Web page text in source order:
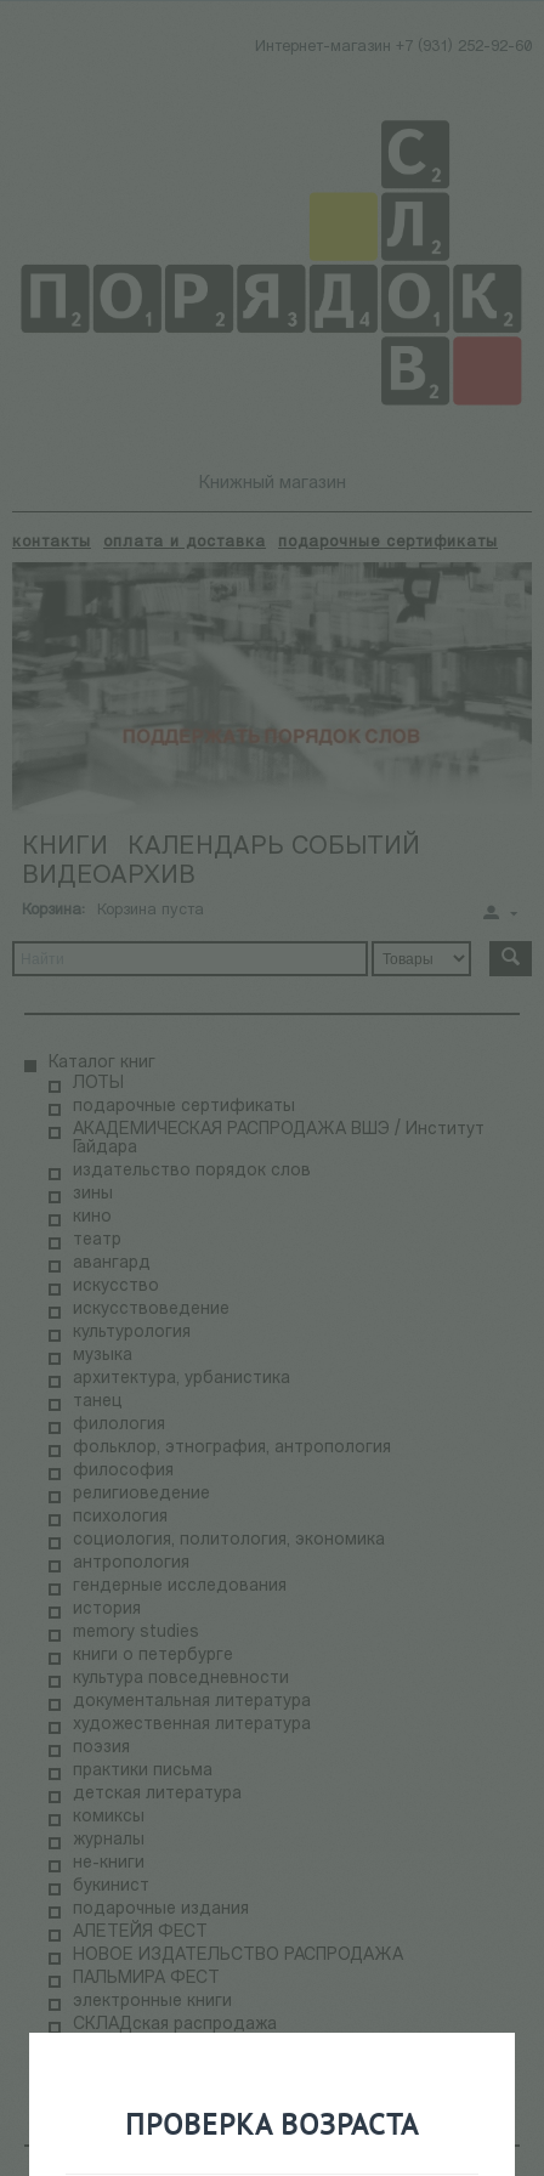
ПРОВЕРКА ВОЗРАСТА
Интернет-магазин +7 (931) 252-92-60
Книжный магазин
контакты оплата и доставка подарочные сертификаты
КНИГИ
КАЛЕНДАРЬ СОБЫТИЙ
ВИДЕОАРХИВ
Корзина: Корзина пуста
Каталог книг
ЛОТЫ
подарочные сертификаты
АКАДЕМИЧЕСКАЯ РАСПРОДАЖА ВШЭ / Институт
Гайдара
издательство порядок слов
зины
кино
театр
авангард
искусство
искусствоведение
культурология
музыка
архитектура, урбанистика
танец
филология
фольклор, этнография, антропология
философия
религиоведение
психология
социология, политология, экономика
антропология
гендерные исследования
история
memory studies
книги о петербурге
культура повседневности
документальная литература
художественная литература
поэзия
практики письма
детская литература
комиксы
журналы
не-книги
букинист
подарочные издания
АЛЕТЕЙЯ ФЕСТ
НОВОЕ ИЗДАТЕЛЬСТВО РАСПРОДАЖА
ПАЛЬМИРА ФЕСТ
электронные книги
СКЛАДская распродажа